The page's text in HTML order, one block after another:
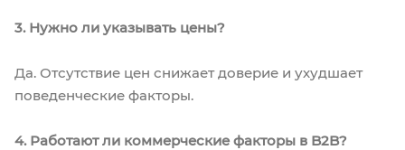
3. Нужно ли указывать цены?
Да. Отсутствие цен снижает доверие и ухудшает
поведенческие факторы.
4. Работают ли коммерческие факторы в B2B?